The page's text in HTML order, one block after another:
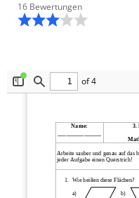
16 Bewertungen
ToggleFind
of 4
Name:
3.
Arbeite sauber und genau auf
jeder Aufgabe einen Querstrich!
1. Wie heißen diese Flächen?
a) b)